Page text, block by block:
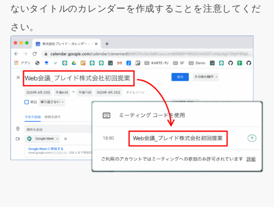
ないタイトルのカレンダーを作成することを注意してくだ
さい。